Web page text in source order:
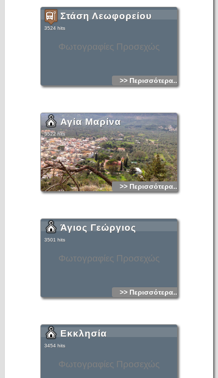
Φωτογραφίες Προσεχώς
Στάση Λεωφορείου
3524 hits
>> Περισσότερα...
Αγία Μαρίνα
3522 hits
>> Περισσότερα...
Φωτογραφίες Προσεχώς
Άγιος Γεώργιος
3501 hits
>> Περισσότερα...
Φωτογραφίες Προσεχώς
Εκκλησία
3454 hits